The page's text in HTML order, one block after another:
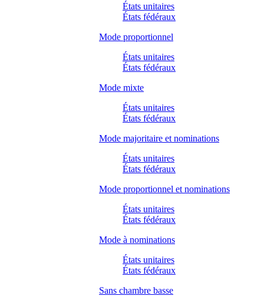
États unitaires
États fédéraux
Mode proportionnel
États unitaires
États fédéraux
Mode mixte
États unitaires
États fédéraux
Mode majoritaire et nominations
États unitaires
États fédéraux
Mode proportionnel et nominations
États unitaires
États fédéraux
Mode à nominations
États unitaires
États fédéraux
Sans chambre basse